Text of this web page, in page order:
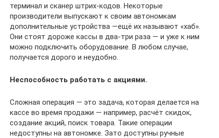
терминал и сканер штрих-кодов. Некоторые
производители выпускают к своим автономкам
дополнительные устройства —ещё их называют «хаб».
Они стоят дороже кассы в два-три раза — и уже к ним
можно подключить оборудование. В любом случае,
получается дорого и неудобно.
Неспособность работать с акциями.
Сложная операция — это задача, которая делается на
кассе во время продажи — например, расчёт скидок,
создание акций, поиск товара. Такие операции
недоступны на автономке. Зато доступны ручные